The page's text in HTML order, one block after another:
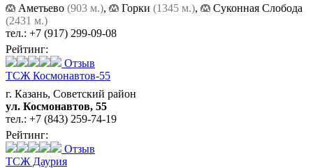
Аметьево (903 м.), Горки (1345 м.),
Суконная Слобода
(2431 м.)
тел.: +7 (917) 299-09-08
Рейтинг:
Отзыв
ТСЖ Космонавтов-55
г. Казань, Советский район
ул. Космонавтов, 55
тел.: +7 (843) 259-74-19
Рейтинг:
Отзыв
ТСЖ Даурия